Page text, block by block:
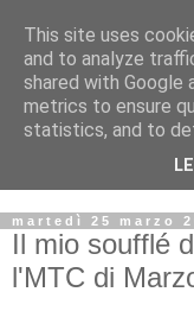
martedì 25 marzo
Il mio soufflé
l'MTC di
This site uses
and to analyze
shared with Google
metrics to ensure
statistics, and to